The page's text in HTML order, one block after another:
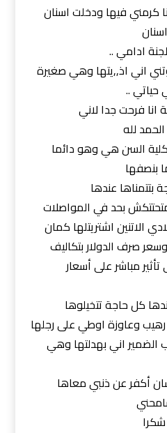
كرمني فيها ودخلت اسنان
ادامي ..
اني اذ,,يتها وهي صغيرة
..
انا فرحت جدا لاني
لله
كلية السن هي وهو دائما
بنصفها
بتتمناها عندها
بحد في المواصلات
الاتنين اشتريتلها كمان
صرف الدولار بتكاليف
تأثير مباشر على أسعار
كل حاجة تتخيلوها
وعاوزة اوطي على رجلها
الضمير اني بهدلتها وهي
أكفر عن ذنبي معاها